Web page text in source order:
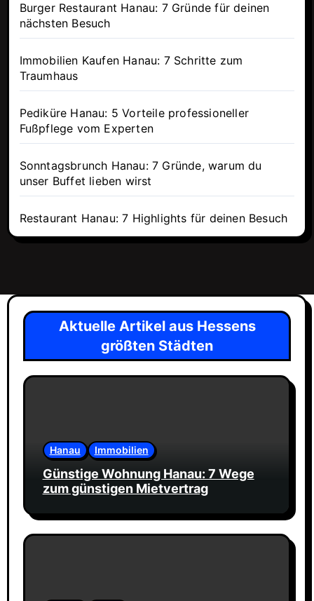
Burger Restaurant Hanau: 7 Gründe für deinen
nächsten Besuch
Immobilien Kaufen Hanau: 7 Schritte zum
Traumhaus
Pediküre Hanau: 5 Vorteile professioneller
Fußpflege vom Experten
Sonntagsbrunch Hanau: 7 Gründe, warum du
unser Buffet lieben wirst
Restaurant Hanau: 7 Highlights für deinen Besuch
Aktuelle Artikel aus Hessens
größten Städten
Hanau Immobilien
Günstige Wohnung Hanau: 7 Wege
zum günstigen Mietvertrag